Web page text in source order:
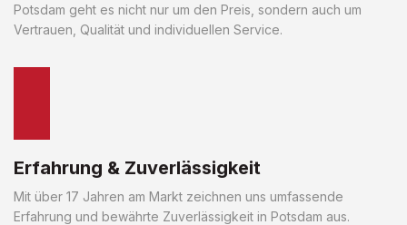
Potsdam geht es nicht nur um den Preis, sondern auch um
Vertrauen, Qualität und individuellen Service.
Erfahrung & Zuverlässigkeit
Mit über 17 Jahren am Markt zeichnen uns umfassende
Erfahrung und bewährte Zuverlässigkeit in Potsdam aus.